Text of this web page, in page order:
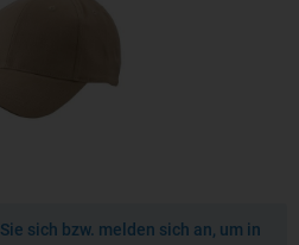
Sie sich bzw. melden sich an, um in